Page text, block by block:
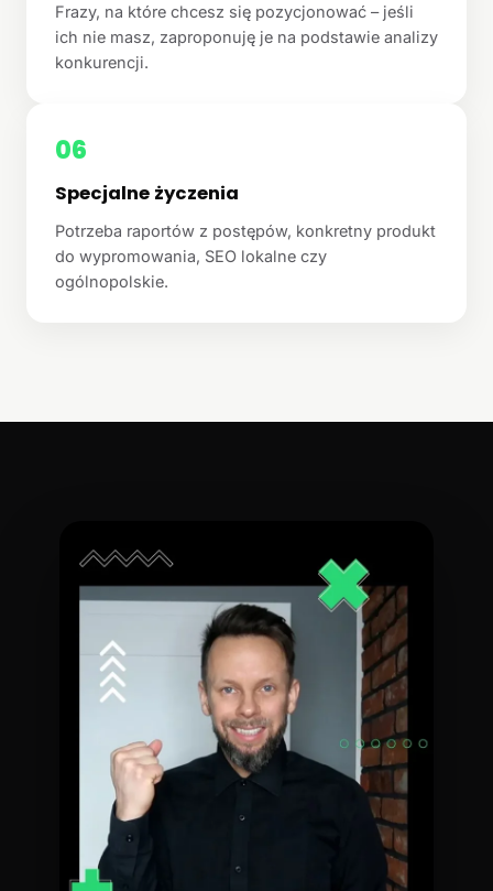
Frazy, na które chcesz się pozycjonować – jeśli
ich nie masz, zaproponuję je na podstawie analizy
konkurencji.
06
Specjalne życzenia
Potrzeba raportów z postępów, konkretny produkt
do wypromowania, SEO lokalne czy
ogólnopolskie.